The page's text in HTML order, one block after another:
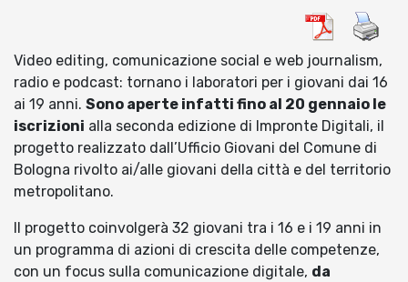
Video editing, comunicazione social e web journalism,
radio e podcast: tornano i laboratori per i giovani dai 16
ai 19 anni. Sono aperte infatti fino al 20 gennaio le
iscrizioni alla seconda edizione di Impronte Digitali, il
progetto realizzato dall’Ufficio Giovani del Comune di
Bologna rivolto ai/alle giovani della città e del territorio
metropolitano.
Il progetto coinvolgerà 32 giovani tra i 16 e i 19 anni in
un programma di azioni di crescita delle competenze,
con un focus sulla comunicazione digitale, da